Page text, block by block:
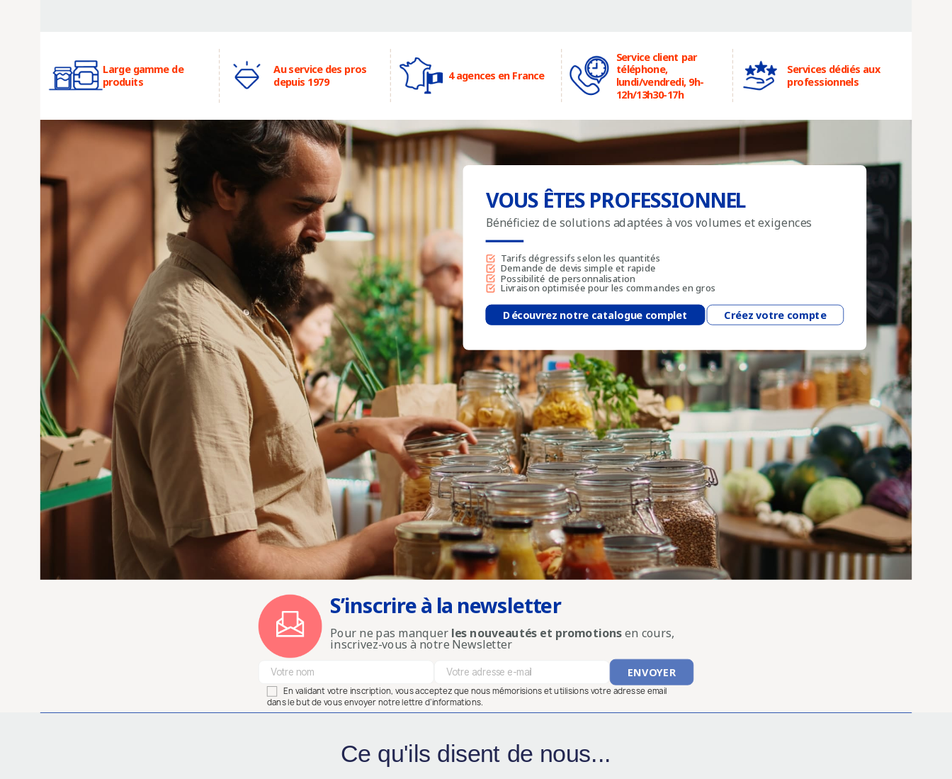
Large gamme de
produits
Au service des pros
depuis 1979
4 agences en France
Service client par
téléphone,
lundi/vendredi, 9h-
12h/13h30-17h
Services dédiés aux
professionnels
VOUS ÊTES PROFESSIONNEL
Bénéficiez de solutions adaptées à vos volumes et exigences
Tarifs dégressifs selon les quantités
Demande de devis simple et rapide
Possibilité de personnalisation
Livraison optimisée pour les commandes en gros
Découvrez notre catalogue complet Créez votre compte
S’inscrire à la newsletter
Pour ne pas manquer les nouveautés et promotionsen cours,
inscrivez-vous à notre Newsletter
En validant votre inscription, vous acceptez que nous mémorisions et utilisions votre adresse email
dans le but de vous envoyer notre lettre d’informations.
Ce qu'ils disent de nous...